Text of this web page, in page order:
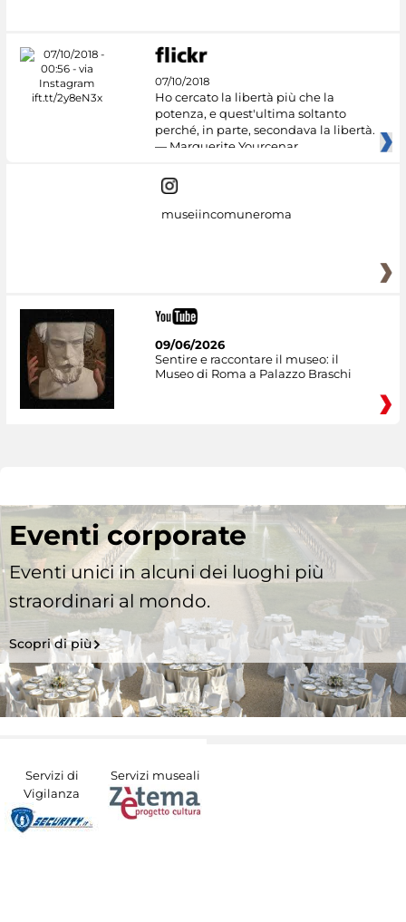
07/10/2018
Ho cercato la libertà più che la
potenza, e quest'ultima soltanto
perché, in parte, secondava la libertà.
— Marguerite Yourcenar
museiincomuneroma
09/06/2026
Sentire e raccontare il museo: il
Museo di Roma a Palazzo Braschi
Eventi corporate
Eventi unici in alcuni dei luoghi più
straordinari al mondo.
Scopri di più
Servizi di
Vigilanza
Servizi museali